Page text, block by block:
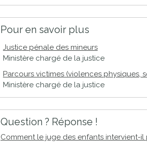
Établissements
scolaires
privés
Pour en savoir plus
Justice pénale des mineurs
Ministère chargé de la justice
Parcours victimes (violences physiques,
Ministère chargé de la justice
Question ? Réponse !
Comment le juge des enfants intervient-